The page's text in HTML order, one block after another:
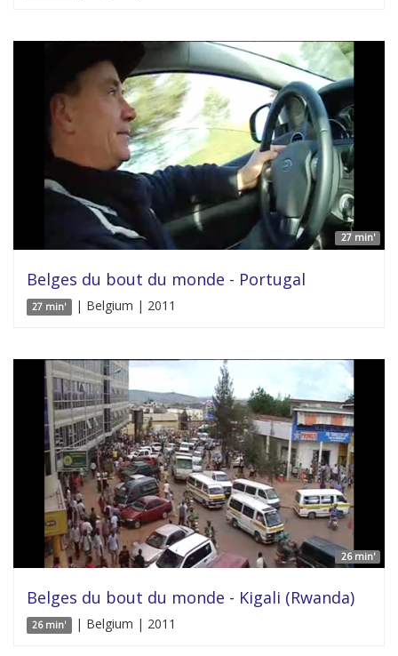
27 min'
Belges du bout du monde - Portugal
27 min' | Belgium | 2011
26 min'
Belges du bout du monde - Kigali (Rwanda)
26 min' | Belgium | 2011